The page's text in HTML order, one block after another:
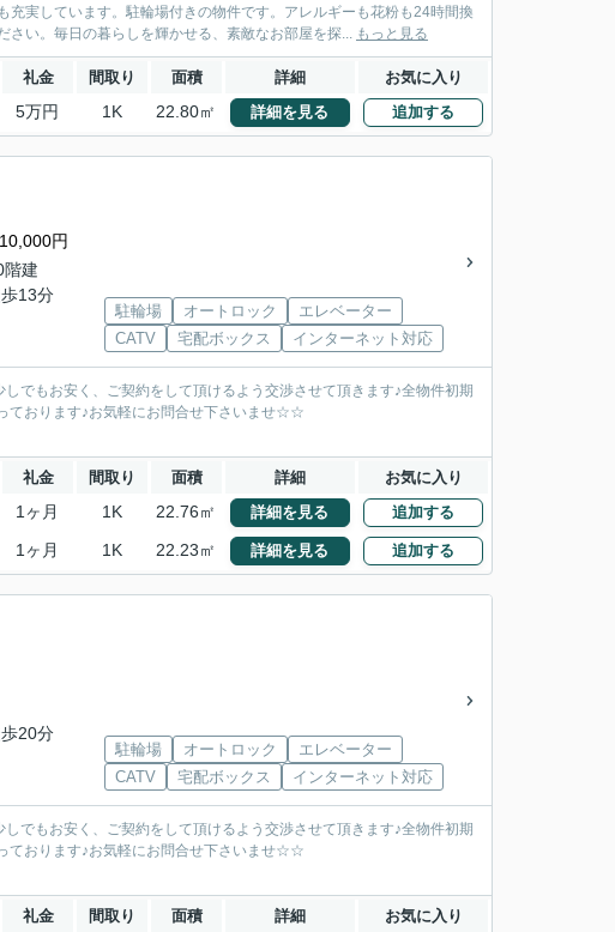
実しています。駐輪場付きの物件です。アレルギーも花粉も24時間換
い。毎日の暮らしを輝かせる、素敵なお部屋を探... もっと見る
礼金 間取り 面積 詳細 お気に入り
5万円 1K 22.80㎡ 詳細を見る 追加する
円
建
13分
駐輪場 オートロック
エレベーター
CATV
宅配ボックス インターネット対応
もお安く、ご契約をして頂けるよう交渉させて頂きます♪全物件初期
ております♪お気軽にお問合せ下さいませ☆☆
礼金 間取り 面積 詳細 お気に入り
1ヶ月 1K 22.76㎡ 詳細を見る 追加する
1ヶ月 1K 22.23㎡ 詳細を見る 追加する
20分
駐輪場 オートロック
エレベーター
CATV
宅配ボックス インターネット対応
もお安く、ご契約をして頂けるよう交渉させて頂きます♪全物件初期
ております♪お気軽にお問合せ下さいませ☆☆
礼金 間取り 面積 詳細 お気に入り